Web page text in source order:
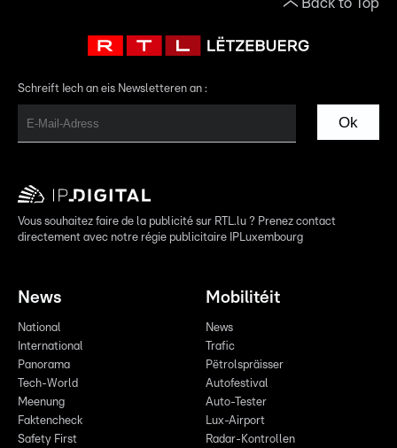
Back to Top
Schreift Iech an eis Newsletteren an :
Ok
Vous souhaitez faire de la publicité sur RTL.lu ? Prenez contact
directement avec notre régie publicitaire IPLuxembourg
News
National
International
Panorama
Tech-World
Meenung
Faktencheck
Safety First
Mobilitéit
News
Trafic
Pëtrolspräisser
Autofestival
Auto-Tester
Lux-Airport
Radar-Kontrollen